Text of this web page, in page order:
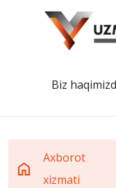
Biz
Axborot
xizmati